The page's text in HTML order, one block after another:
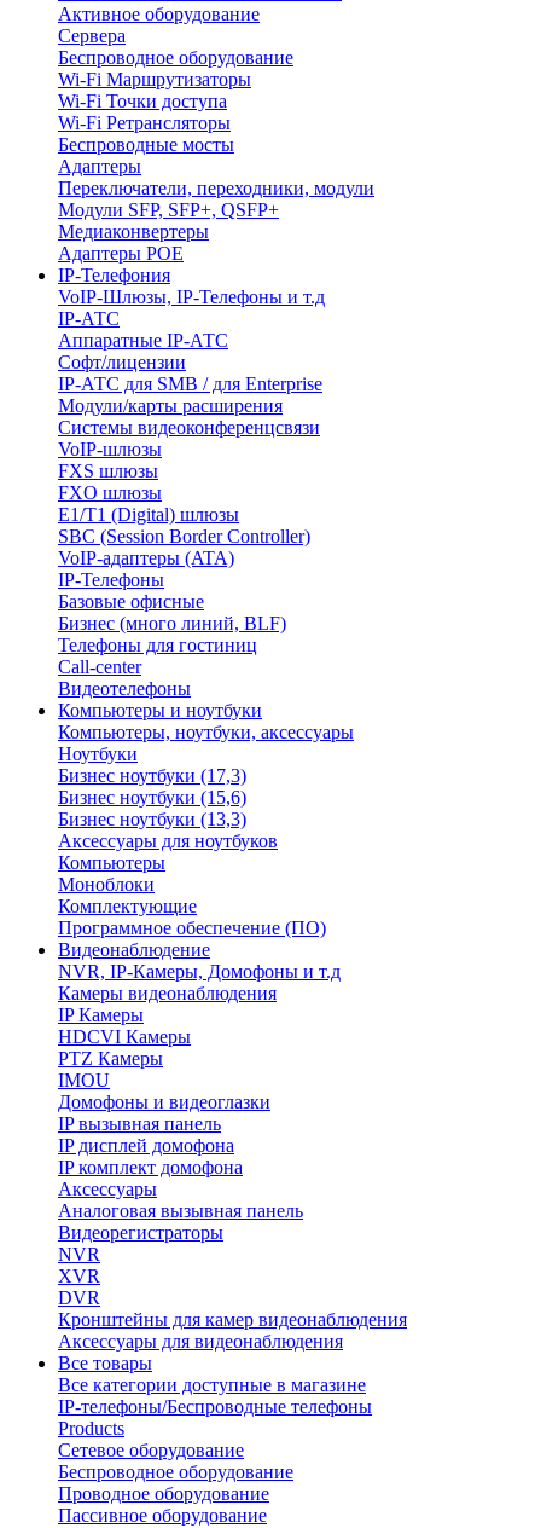
Активное оборудование
Сервера
Беспроводное оборудование
Wi-Fi Маршрутизаторы
Wi-Fi Точки доступа
Wi-Fi Ретрансляторы
Беспроводные мосты
Адаптеры
Переключатели, переходники, модули
Модули SFP, SFP+, QSFP+
Медиаконвертеры
Адаптеры POE
IP-Телефония
VoIP-Шлюзы, IP-Телефоны и т.д
IP-АТС
Аппаратные IP-АТС
Софт/лицензии
IP-АТС для SMB / для Enterprise
Модули/карты расширения
Системы видеоконференцсвязи
VoIP-шлюзы
FXS шлюзы
FXO шлюзы
E1/T1 (Digital) шлюзы
SBC (Session Border Controller)
VoIP-адаптеры (ATA)
IP-Телефоны
Базовые офисные
Бизнес (много линий, BLF)
Телефоны для гостиниц
Call-center
Видеотелефоны
Компьютеры и ноутбуки
Компьютеры, ноутбуки, аксессуары
Ноутбуки
Бизнес ноутбуки (17,3)
Бизнес ноутбуки (15,6)
Бизнес ноутбуки (13,3)
Аксессуары для ноутбуков
Компьютеры
Моноблоки
Комплектующие
Программное обеспечение (ПО)
Видеонаблюдение
NVR, IP-Камеры, Домофоны и т.д
Камеры видеонаблюдения
IP Камеры
HDCVI Камеры
PTZ Камеры
IMOU
Домофоны и видеоглазки
IP вызывная панель
IP дисплей домофона
IP комплект домофона
Аксессуары
Аналоговая вызывная панель
Видеорегистраторы
NVR
XVR
DVR
Кронштейны для камер видеонаблюдения
Аксессуары для видеонаблюдения
Все товары
Все категории доступные в магазине
IP-телефоны/Беспроводные телефоны
Products
Сетевое оборудование
Беспроводное оборудование
Проводное оборудование
Пассивное оборудование